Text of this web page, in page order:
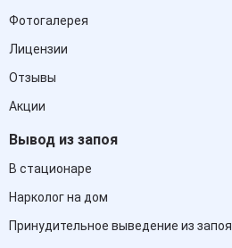
Фотогалерея
Лицензии
Отзывы
Акции
Вывод из запоя
В стационаре
Нарколог на дом
Принудительное выведение из запоя